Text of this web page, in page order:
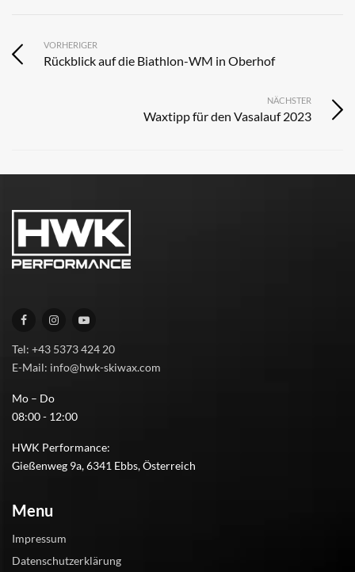
VORHERIGER
Rückblick auf die Biathlon-WM in Oberhof
NÄCHSTER
Waxtipp für den Vasalauf 2023
Tel: +43 5373 424 20
E-Mail: info@hwk-skiwax.com
Mo – Do
08:00 - 12:00
HWK Performance:
Gießenweg 9a, 6341 Ebbs, Österreich
Menu
Impressum
Datenschutzerklärung